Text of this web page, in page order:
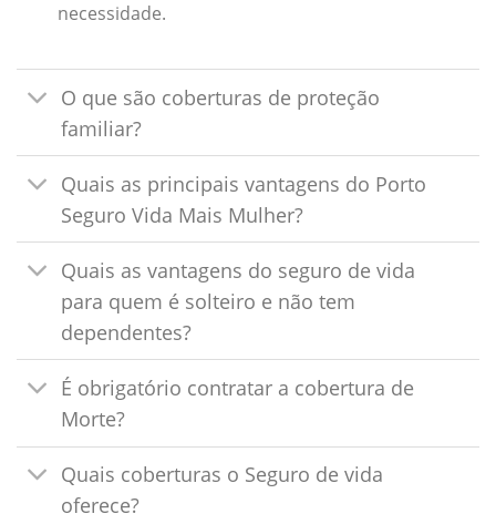
necessidade.
O que são coberturas de proteção
familiar?
Quais as principais vantagens do Porto
Seguro Vida Mais Mulher?
Quais as vantagens do seguro de vida
para quem é solteiro e não tem
dependentes?
É obrigatório contratar a cobertura de
Morte?
Quais coberturas o Seguro de vida
oferece?